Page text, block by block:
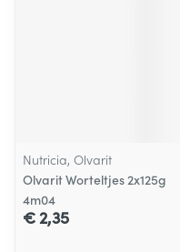
Nutricia, Olvarit
Olvarit Worteltjes 2x125g
4m04
€ 2,35